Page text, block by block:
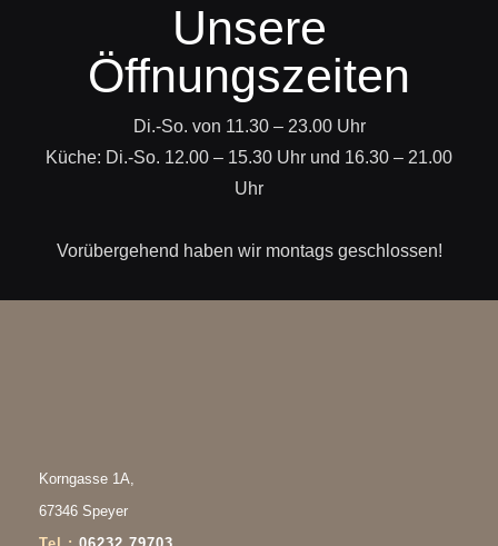
Unsere
Öffnungszeiten
Di.-So. von 11.30 – 23.00 Uhr
Küche: Di.-So. 12.00 – 15.30 Uhr und 16.30 – 21.00
Uhr
Vorübergehend haben wir montags geschlossen!
Korngasse 1A
67346 Speyer